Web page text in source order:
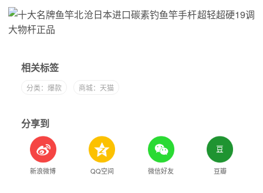
相关标签
分类：爆款 商城：天猫
分享到
新浪微博 QQ空间 微信好友 豆瓣